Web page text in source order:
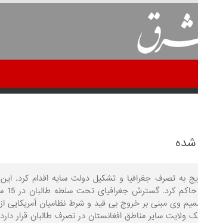
از خیزش دوباره در سال 2005 به تدریج به تصرف جغرافیا و تشکیل دولت
وی مبنی بر خروج بی قید و شرط نظامیان آمریکایی
سایر مناطق افغانستان در تصرف طالبان قرار